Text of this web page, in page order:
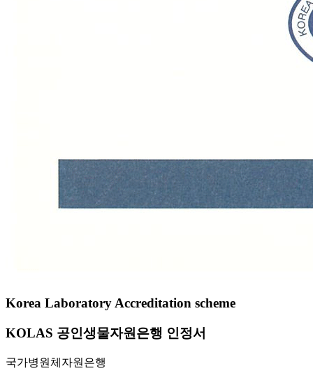
Korea Laboratory Accreditation scheme
KOLAS 공인생물자원은행 인정서
국가병원체자원은행